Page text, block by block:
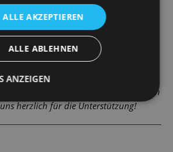
hinein und uns im
sponsert der Handpan-Salon aus
eine Handpan für alle Vorstellungen von
herzlich für die Unterstützung!
ALLE AKZEPTIEREN
ALLE ABLEHNEN
ANZEIGEN